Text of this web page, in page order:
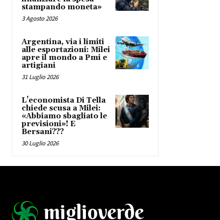
stampando moneta»
3 Agosto 2026
Argentina, via i limiti
alle esportazioni: Milei
apre il mondo a Pmi e
artigiani
31 Luglio 2026
L’economista Di Tella
chiede scusa a Milei:
«Abbiamo sbagliato le
previsioni»! E
Bersani???
30 Luglio 2026